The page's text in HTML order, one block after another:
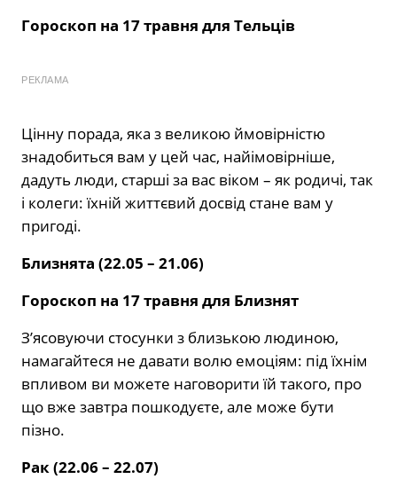
Гороскоп на 17 травня для Тельців
РЕКЛАМА
Цінну порада, яка з великою ймовірністю
знадобиться вам у цей час, найімовірніше,
дадуть люди, старші за вас віком – як родичі, так
і колеги: їхній життєвий досвід стане вам у
пригоді.
Близнята (22.05 – 21.06)
Гороскоп на 17 травня для Близнят
З’ясовуючи стосунки з близькою людиною,
намагайтеся не давати волю емоціям: під їхнім
впливом ви можете наговорити їй такого, про
що вже завтра пошкодуєте, але може бути
пізно.
Рак (22.06 – 22.07)